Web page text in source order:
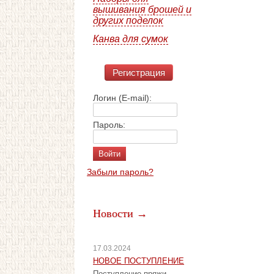
вышивания брошей и
других поделок
Канва для сумок
Регистрация
Логин (E-mail):
Пароль:
Забыли пароль?
Новости →
17.03.2024
НОВОЕ ПОСТУПЛЕНИЕ